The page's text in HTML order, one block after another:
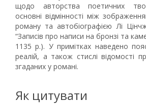
щодо авторства поетичних
основні відмінності між
роману та автобіографією Лі
“Записів про написи на бронзі та
1135 p.). У примітках наведено
реалій, а також стислі відомості
згаданих у романі.
Як цитувати